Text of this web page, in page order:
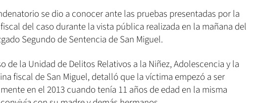
se dio a conocer ante las pruebas presentadas por la
del caso durante la vista pública realizada en la mañana del
Segundo de Sentencia de San Miguel.
de la Unidad de Delitos Relativos a la Niñez, Adolescencia y la
fiscal de San Miguel, detalló que la víctima empezó a ser
en el 2013 cuando tenía 11 años de edad en la misma